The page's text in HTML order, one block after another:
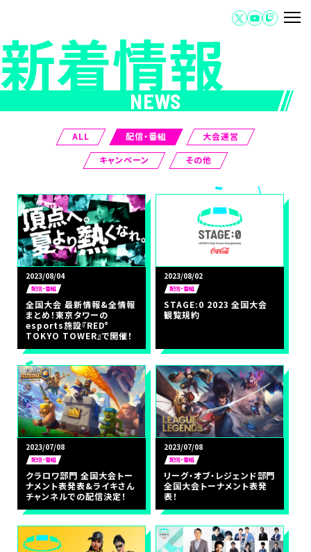
新着情報
NEWS
ALL 配信・番組
大会運営
キャンペーン
その他
2023/08/04
配信・番組
全国大会 最新情報&全情報
まとめ！東京タワーの
esports施設『RED°
TOKYO TOWER』で開催！
2023/08/02
配信・番組
STAGE:0 2023 全国大会
観覧規約
2023/07/08
配信・番組
クラロワ部門 全国大会トー
ナメント表発表&ライキさん
チャンネルでの配信決定！
2023/07/08
配信・番組
リーグ・オブ・レジェンド部門
全国大会トーナメント表発
表！